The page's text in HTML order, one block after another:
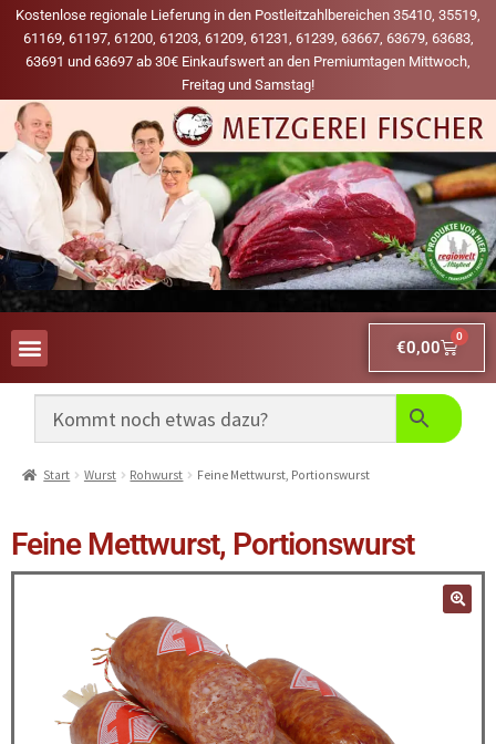
Kostenlose regionale Lieferung in den Postleitzahlbereichen 35410, 35519,
61169, 61197, 61200, 61203, 61209, 61231, 61239, 63667, 63679, 63683,
63691 und 63697 ab 30€ Einkaufswert an den Premiumtagen Mittwoch,
Freitag und Samstag!
€0,00
0
Start Wurst Rohwurst Feine Mettwurst, Portionswurst
Feine Mettwurst, Portionswurst